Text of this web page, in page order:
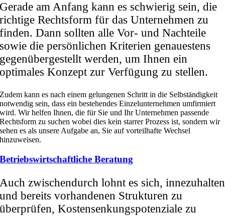
Gerade am Anfang kann es schwierig sein, die
richtige Rechtsform für das Unternehmen zu
finden. Dann sollten alle Vor- und Nachteile
sowie die persönlichen Kriterien genauestens
gegenübergestellt werden, um Ihnen ein
optimales Konzept zur Verfügung zu stellen.
Zudem kann es nach einem gelungenen Schritt in die Selbständigkeit
notwendig sein, dass ein bestehendes Einzelunternehmen umfirmiert
wird. Wir helfen Ihnen, die für Sie und Ihr Unternehmen passende
Rechtsform zu suchen wobei dies kein starrer Prozess ist, sondern wir
sehen es als unsere Aufgabe an, Sie auf vorteilhafte Wechsel
hinzuweisen.
Betriebswirtschaftliche Beratung
Auch zwischendurch lohnt es sich, innezuhalten
und bereits vorhandenen Strukturen zu
überprüfen, Kostensenkungspotenziale zu